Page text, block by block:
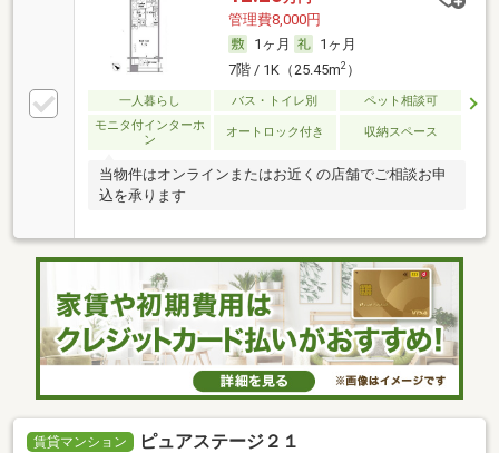
管理費8,000円
1ヶ月
1ヶ月
7階 / 1K（25.45m2）
一人暮らし バス・トイレ別
ペット相談可
モニタ付インターホ
ン
オートロック付き 収納スペース
当物件はオンラインまたはお近くの店舗でご相談お申
込を承ります
賃貸マンション ピュアステージ２１